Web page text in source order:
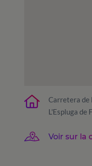
Carretera de
L'Espluga de
Voir sur la